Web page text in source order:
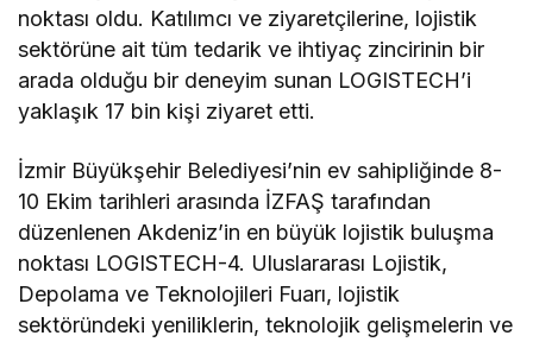
noktası oldu. Katılımcı ve ziyaretçilerine, lojistik
sektörüne ait tüm tedarik ve ihtiyaç zincirinin bir
arada olduğu bir deneyim sunan LOGISTECH’i
yaklaşık 17 bin kişi ziyaret etti.
İzmir Büyükşehir Belediyesi’nin ev sahipliğinde 8-
10 Ekim tarihleri arasında İZFAŞ tarafından
düzenlenen Akdeniz’in en büyük lojistik buluşma
noktası LOGISTECH-4. Uluslararası Lojistik,
Depolama ve Teknolojileri Fuarı, lojistik
sektöründeki yeniliklerin, teknolojik gelişmelerin ve